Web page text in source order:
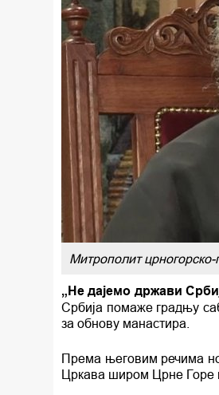
Митрополит
„Не дајемо држави
Србија помаже градњу
за обнову манастира.
Према његовим речима
Цркава широм Црне Горе